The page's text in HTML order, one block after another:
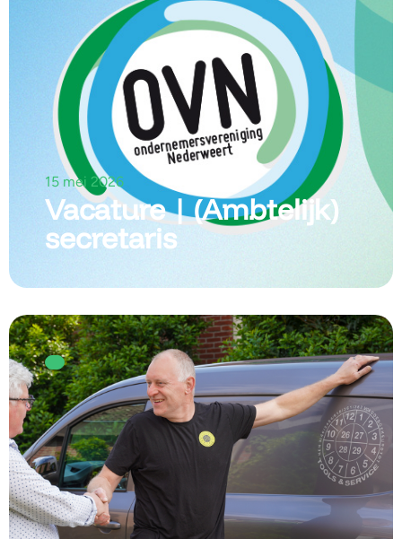
15 mei 2026
Vacature | (Ambtelijk)
secretaris